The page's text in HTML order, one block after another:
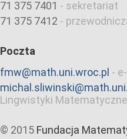
71 375 7401 - sekretariat
71 375 7412 -
Poczta
fmw@math.uni.wroc.pl -
Lingwistyki
© 2015 Fundacja